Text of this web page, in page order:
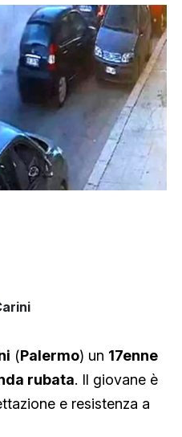
(Palermo) un 17enne
rubata. Il giovane è
e resistenza a